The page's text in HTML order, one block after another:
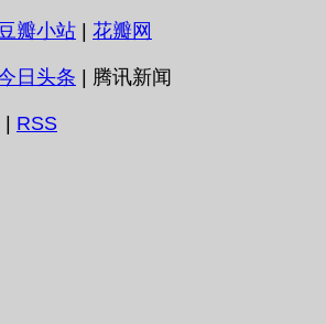
瓣小站 | 花瓣网
日头条 | 腾讯新闻
| RSS